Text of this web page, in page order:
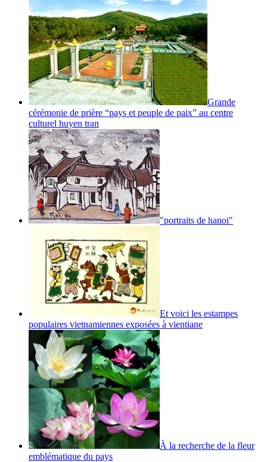
Grande
cérémonie de prière “pays et peuple de paix” au centre
culturel huyen tran
"portraits de hanoi"
Et voici les estampes
populaires vietnamiennes exposées à vientiane
À la recherche de la fleur
emblématique du pays